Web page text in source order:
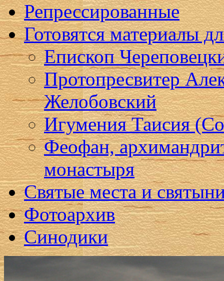
Репрессированные
Готовятся материалы
Епископ
Протопресвитер
Желобовский
Игумения Таисия
Феофан,
монастыря
Святые места и
Фотоархив
Синодики